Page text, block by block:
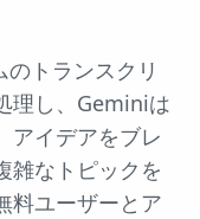
トランスクリ
理し、Geminiは
アイデアをブレ
雑なトピックを
料ユーザーとア